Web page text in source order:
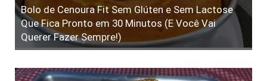
Bolo de Cenoura Fit Sem Glúten e Sem Lactose
Que Fica Pronto em 30 Minutos (E Você Vai
Querer Fazer Sempre!)